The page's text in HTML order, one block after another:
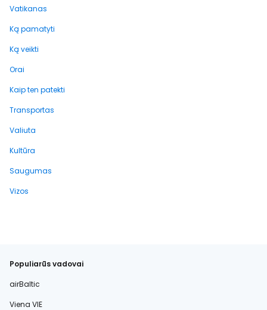
Vatikanas
Ką pamatyti
Ką veikti
Orai
Kaip ten patekti
Transportas
Valiuta
Kultūra
Saugumas
Vizos
Populiarūs vadovai
airBaltic
Viena VIE